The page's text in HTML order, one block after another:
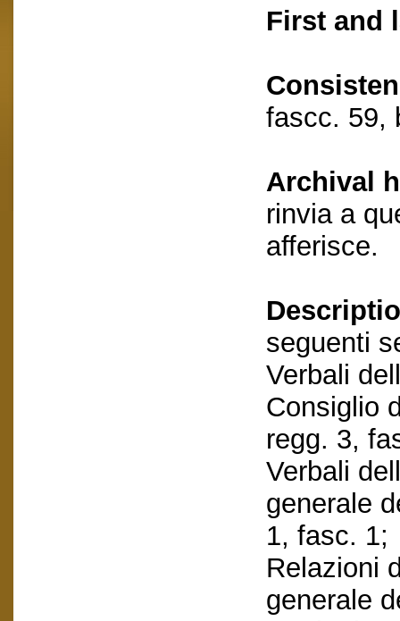
First and
fascc. 59,
Archival
rinvia a
afferisce.
seguenti
Verbali
Consiglio
regg. 3,
Verbali
generale
1, fasc. 1;
Relazioni
generale